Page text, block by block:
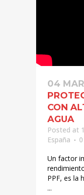
04 MAR
CON
AGUA
Posted at
España
0
Un factor
PPF, es la
...